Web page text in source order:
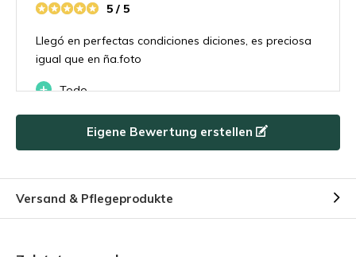
5 / 5
Llegó en perfectas condiciones diciones, es preciosa
igual que en ña.foto
+ Todo
- Nada
Produit frais et eau.
Eigene Bewertung erstellen
Versand & Pflegeprodukte